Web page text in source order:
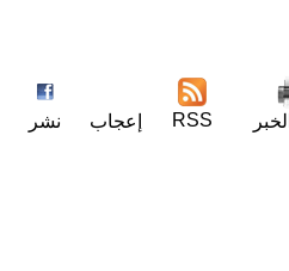
RSS إعجاب نشر